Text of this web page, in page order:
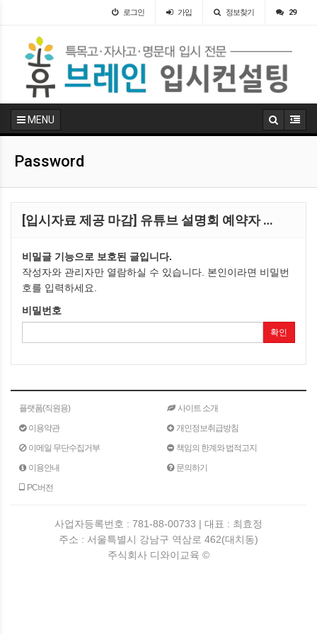
로그인 가입 정보찾기 29
MENU
Password
[입시자료 제공 마감] 유튜브 설명회 예약자 …
비밀글 기능으로 보호된 글입니다.
작성자와 관리자만 열람하실 수 있습니다. 본인이라면 비밀번
호를 입력하세요.
비밀번호
확인
플랫폼(직원용)
사이트 소개
이용약관
개인정보취급방침
이메일 무단수집거부
책임의 한계와 법적고지
이용안내
문의하기
PC버전
사업자등록번호 : 781-88-00733 | 대표 : 최효정
주소 : 서울특별시 강남구 역삼로 462(대치동)
주식회사 디와이교육 ©